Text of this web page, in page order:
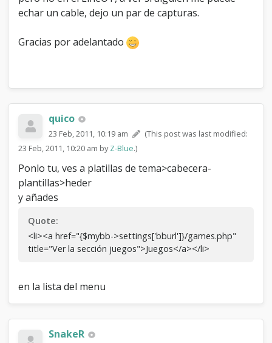
c
t
o
n
m
a
L
i
n
e
O
T
echar un cable, dejo un par de capturas.
Gracias por adelantado
quico
23 Feb, 2011, 10:19 am
(This post was last modified:
23 Feb, 2011, 10:20 am byZ-Blue.)
Ponlo tu, ves a platillas de tema>cabecera-
plantillas>heder
y añades
Quote:
<li><a href="{$mybb->settings['bburl']}/games.php"
title="Ver la sección juegos">Juegos</a></li>
en la lista del menu
SnakeR